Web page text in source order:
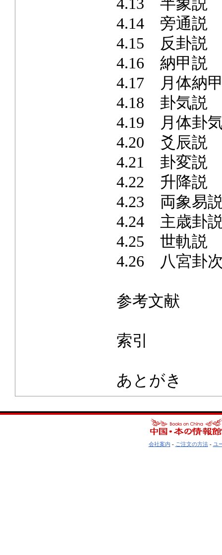
4.14 旁通説
4.15 反卦説
4.16 納甲説
4.17 月体納
4.18 卦気説
4.19 月体卦
4.20 爻辰説
4.21 卦変説
4.22 升降説
4.23 両象易
4.24 主歳卦
4.25 世軌説
4.26 八宮卦
参考文献
索引
あとがき
会社案内 - ご注文の方法- ユ